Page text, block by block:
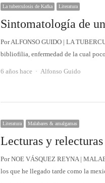
La tuberculosis de Kafka Literatura
Sintomatología de
Por ALFONSO GUIDO | LA
bibliofilia, enfermedad de la cual
6 años hace Autor
Alfonso Guido
Literatura Malabares & amalgamas
Lecturas y
Por NOE VÁSQUEZ REYNA |
los que he llegado tarde como la